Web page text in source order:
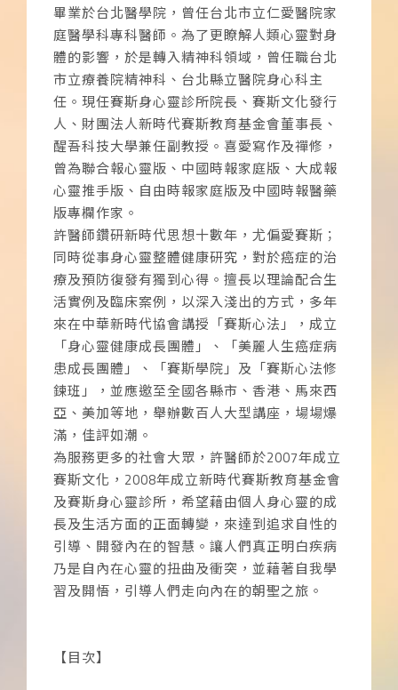
畢業於台北醫學院，曾任台北市立仁愛醫院家
庭醫學科專科醫師。為了更瞭解人類心靈對身
體的影響，於是轉入精神科領域，曾任職台北
市立療養院精神科、台北縣立醫院身心科主
任。現任賽斯身心靈診所院長、賽斯文化發行
人、財團法人新時代賽斯教育基金會董事長、
醒吾科技大學兼任副教授。喜愛寫作及禪修，
曾為聯合報心靈版、中國時報家庭版、大成報
心靈推手版、自由時報家庭版及中國時報醫藥
版專欄作家。
許醫師鑽研新時代思想十數年，尤偏愛賽斯；
同時從事身心靈整體健康研究，對於癌症的治
療及預防復發有獨到心得。擅長以理論配合生
活實例及臨床案例，以深入淺出的方式，多年
來在中華新時代協會講授「賽斯心法」，成立
「身心靈健康成長團體」、「美麗人生癌症病
患成長團體」、「賽斯學院」及「賽斯心法修
鍊班」，並應邀至全國各縣市、香港、馬來西
亞、美加等地，舉辦數百人大型講座，場場爆
滿，佳評如潮。
為服務更多的社會大眾，許醫師於2007年成立
賽斯文化，2008年成立新時代賽斯教育基金會
及賽斯身心靈診所，希望藉由個人身心靈的成
長及生活方面的正面轉變，來達到追求自性的
引導、開發內在的智慧。讓人們真正明白疾病
乃是自內在心靈的扭曲及衝突，並藉著自我學
習及開悟，引導人們走向內在的朝聖之旅。
【目次】